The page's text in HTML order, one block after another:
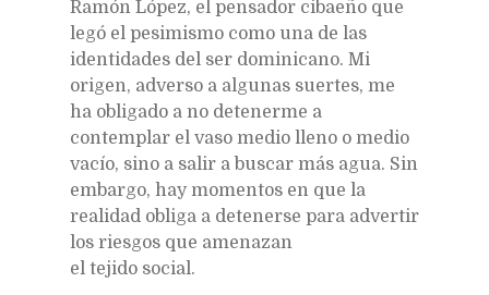
Ramón López, el pensador cibaeño que
legó el pesimismo como una de las
identidades del ser dominicano. Mi
origen, adverso a algunas suertes, me
ha obligado a no detenerme a
contemplar el vaso medio lleno o medio
vacío, sino a salir a buscar más agua. Sin
embargo, hay momentos en que la
realidad obliga a detenerse para advertir
los riesgos que amenazan
el tejido social.